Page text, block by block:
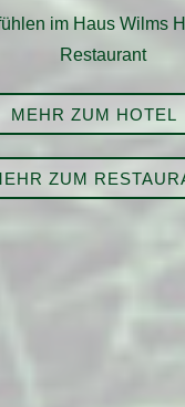
im Haus Wilms
Restaurant
MEHR ZUM HOTEL
ZUM